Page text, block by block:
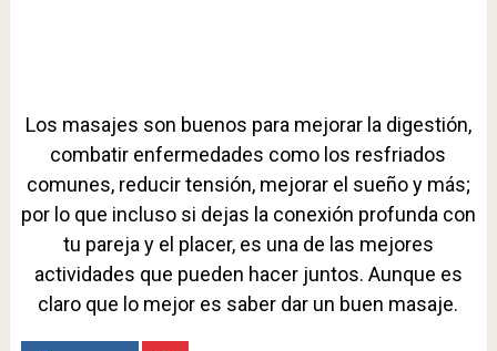
Los masajes son buenos para mejorar la digestión,
combatir enfermedades como los resfriados
comunes, reducir tensión, mejorar el sueño y más;
por lo que incluso si dejas la conexión profunda con
tu pareja y el placer, es una de las mejores
actividades que pueden hacer juntos. Aunque es
claro que lo mejor es saber dar un buen masaje.